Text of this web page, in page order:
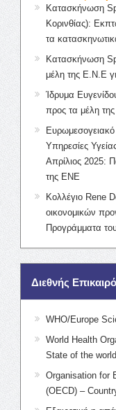
Κατασκήνωση
Κορινθίας):
τα
Κατασκήνωση
μέλη της Ε.Ν.Ε
Ίδρυμα
προς τα μέλη
Ευρωμεσογειακό
Υπηρεσίες
Απρίλιος 2025:
της ΕΝΕ
Κολλέγιο Rene
οικονομικών
Προγράμματα
Διεθνής
WHO/Europe
World Health
State of the
Organisation for
(OECD) –